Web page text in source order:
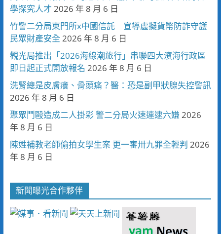
學探究人才 2026 年 8 月 6 日
竹警二分局東門所x中國信託 宣導虛擬貨幣防詐守護
民眾財產安全 2026 年 8 月 6 日
觀光局推出「2026海線潮旅行」串聯四大濱海行政區
即日起正式開放報名 2026 年 8 月 6 日
洗腎總是皮膚癢、骨頭痛？醫：恐是副甲狀腺失控警訊
2026 年 8 月 6 日
聚眾鬥毆造成二人掛彩 警二分局火速連逮六嫌2026
年 8 月 6 日
陳姓補教老師偷拍女學生案 更一審卅九罪全輕判 2026
年 8 月 6 日
新聞曝光合作夥伴